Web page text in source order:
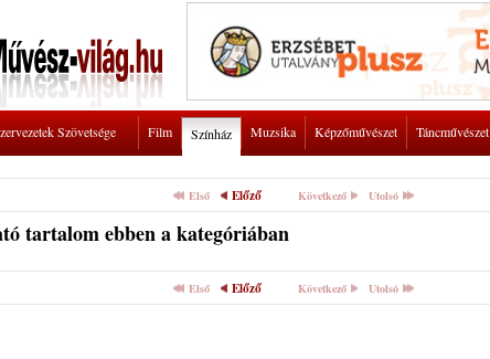
Szövetsége Film Színház Muzsika Képzőművészet Táncművészet
Első Előző Következő Utolsó
tartalom ebben a kategóriában
Első Előző Következő Utolsó